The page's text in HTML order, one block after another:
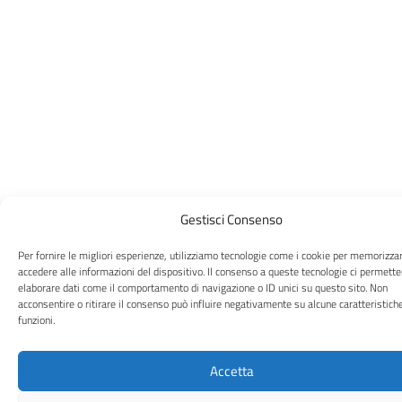
Gestisci Consenso
Per fornire le migliori esperienze, utilizziamo tecnologie come i cookie per
accedere alle informazioni del dispositivo. Il consenso a queste tecnologie ci
elaborare dati come il comportamento di navigazione o ID unici su questo sito. Non
acconsentire o ritirare il consenso può influire negativamente su alcune
funzioni.
Accetta